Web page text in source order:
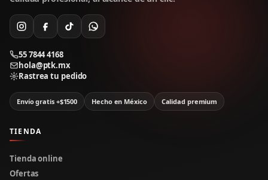
55 7844 4168
hola@ptk.mx
Rastrea tu pedido
Envío gratis +$1500 Hecho en México Calidad premium
TIENDA
Tienda online
Ofertas